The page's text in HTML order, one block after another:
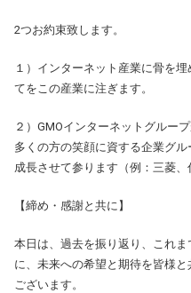
2つお約束致します。
１）インターネット産業に骨を
てをこの産業に注ぎます。
２）GMOインターネットグルー
多くの方の笑顔に資する企業グ
成長させて参ります（例：三菱、
【締め・感謝と共に】
本日は、過去を振り返り、これ
に、未来への希望と期待を皆様
ございます。